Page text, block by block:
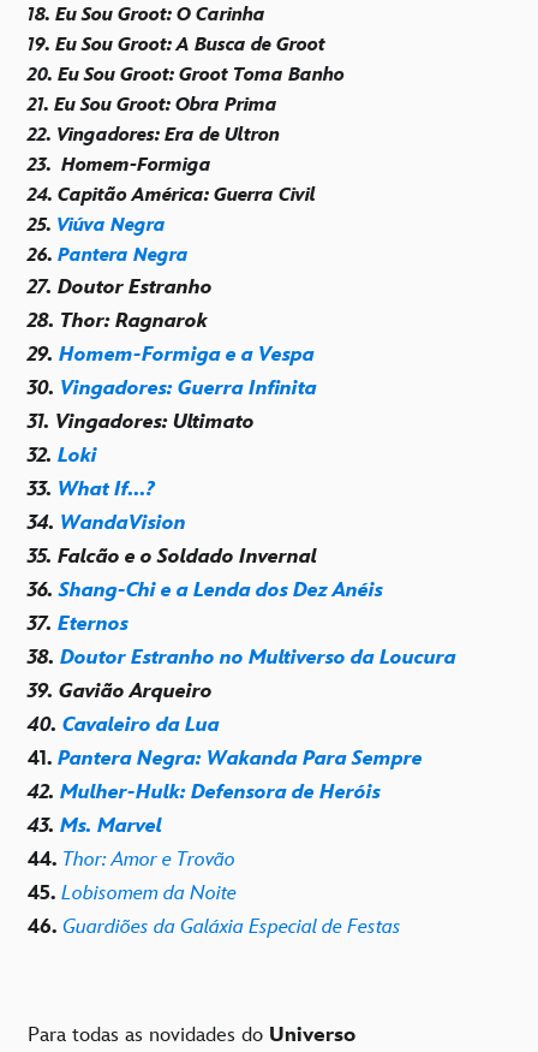
18. Eu Sou Groot: O Carinha
19. Eu Sou Groot: A Busca de Groot
20. Eu Sou Groot: Groot Toma Banho
21. Eu Sou Groot: Obra Prima
22. Vingadores: Era de Ultron
23. Homem-Formiga
24. Capitão América: Guerra Civil
25. Viúva Negra
26. Pantera Negra
27. Doutor Estranho
28. Thor: Ragnarok
29. Homem-Formiga e a Vespa
30. Vingadores: Guerra Infinita
31. Vingadores: Ultimato
32. Loki
33. What If...?
34. WandaVision
35. Falcão e o Soldado Invernal
36.Shang-Chi e a Lenda dos Dez Anéis
37. Eternos
38. Doutor Estranho no Multiverso da Loucura
39. Gavião Arqueiro
40. Cavaleiro da Lua
41. Pantera Negra: Wakanda Para Sempre
42. Mulher-Hulk: Defensora de Heróis
43. Ms. Marvel
44. Thor: Amor e Trovão
45. Lobisomem da Noite
46. Guardiões da Galáxia Especial de Festas
Para todas as novidades do Universo